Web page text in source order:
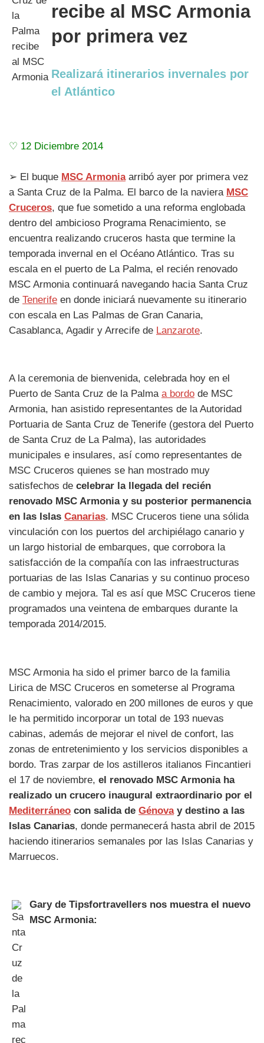
recibe al MSC Armonia
por primera vez
Realizará itinerarios invernales por
el Atlántico
♡ 12 Diciembre 2014
➢ El buque MSC Armoniaarribó ayer por primera vez
a Santa Cruz de la Palma. El barco de la naviera MSC
Cruceros, que fue sometido a una reforma englobada
dentro del ambicioso Programa Renacimiento, se
encuentra realizando cruceros hasta que termine la
temporada invernal en el Océano Atlántico. Tras su
escala en el puerto de La Palma, el recién renovado
MSC Armonia continuará navegando hacia Santa Cruz
de Tenerife en donde iniciará nuevamente su itinerario
con escala en Las Palmas de Gran Canaria,
Casablanca, Agadir y Arrecife de Lanzarote.
A la ceremonia de bienvenida, celebrada hoy en el
Puerto de Santa Cruz de la Palma a bordo de MSC
Armonia, han asistido representantes de la Autoridad
Portuaria de Santa Cruz de Tenerife (gestora del Puerto
de Santa Cruz de La Palma), las autoridades
municipales e insulares, así como representantes de
MSC Cruceros quienes se han mostrado muy
satisfechos de celebrar la llegada del recién
renovado MSC Armonia y su posterior permanencia
en las Islas Canarias. MSC Cruceros tiene una sólida
vinculación con los puertos del archipiélago canario y
un largo historial de embarques, que corrobora la
satisfacción de la compañía con las infraestructuras
portuarias de las Islas Canarias y su continuo proceso
de cambio y mejora. Tal es así que MSC Cruceros tiene
programados una veintena de embarques durante la
temporada 2014/2015.
MSC Armonia ha sido el primer barco de la familia
Lirica de MSC Cruceros en someterse al Programa
Renacimiento, valorado en 200 millones de euros y que
le ha permitido incorporar un total de 193 nuevas
cabinas, además de mejorar el nivel de confort, las
zonas de entretenimiento y los servicios disponibles a
bordo. Tras zarpar de los astilleros italianos Fincantieri
el 17 de noviembre, el renovado MSC Armonia ha
realizado un crucero inaugural extraordinario por el
Mediterráneo con salida de Génovay destino a las
Islas Canarias, donde permanecerá hasta abril de 2015
haciendo itinerarios semanales por las Islas Canarias y
Marruecos.
Gary de Tipsfortravellers nos muestra el nuevo
MSC Armonia: